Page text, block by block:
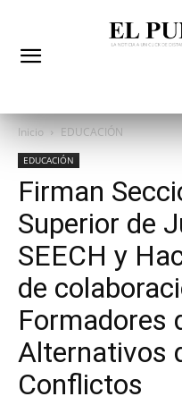
Inicio EDUCACIÓN
EDUCACIÓN
Firman
Superior de
SEECH y
de
Formadores
Alternativos
Conflictos